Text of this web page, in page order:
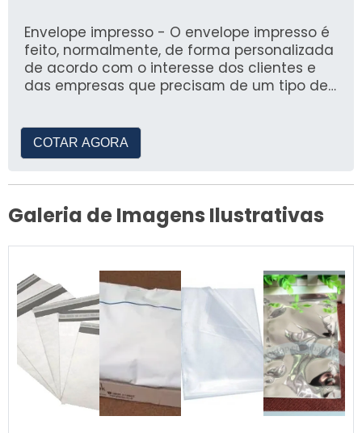
Envelope impresso - O envelope impresso é
feito, normalmente, de forma personalizada
de acordo com o interesse dos clientes e
das empresas que precisam de um tipo de
COTAR AGORA
Galeria de Imagens Ilustrativas